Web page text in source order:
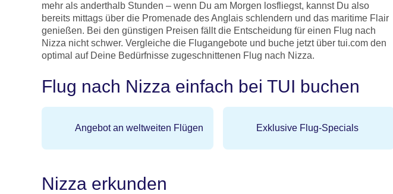
mehr als anderthalb Stunden – wenn Du am Morgen losfliegst, kannst Du also
bereits mittags über die Promenade des Anglais schlendern und das maritime Flair
genießen. Bei den günstigen Preisen fällt die Entscheidung für einen Flug nach
Nizza nicht schwer. Vergleiche die Flugangebote und buche jetzt über tui.com den
optimal auf Deine Bedürfnisse zugeschnittenen Flug nach Nizza.
Flug nach Nizza einfach bei TUI buchen
Angebot an weltweiten Flügen Exklusive Flug-Specials
Nizza erkunden